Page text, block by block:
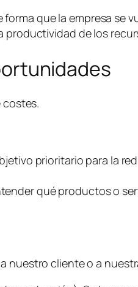
que la empresa se
productividad de los
prioritario para la
qué productos o
nuestro cliente o a